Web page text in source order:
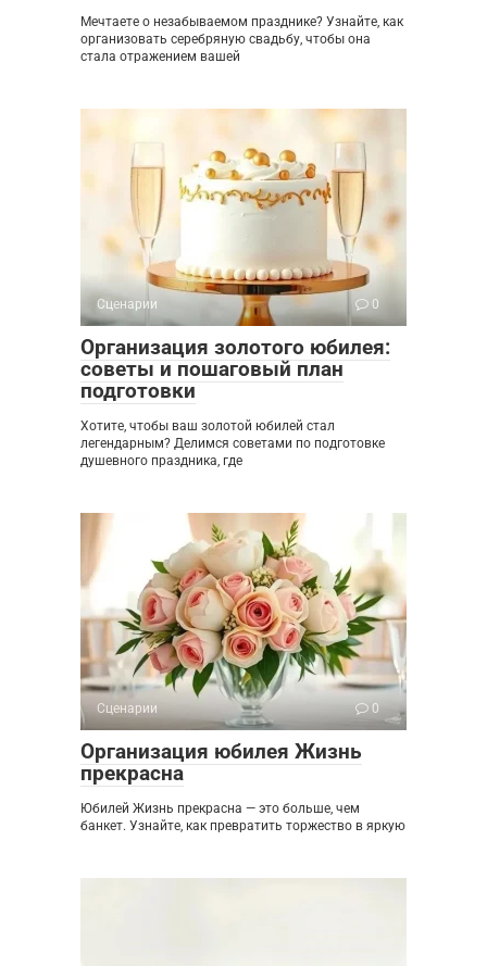
Мечтаете о незабываемом празднике? Узнайте, как
организовать серебряную свадьбу, чтобы она
стала отражением вашей
Сценарии 0
Организация золотого юбилея:
советы и пошаговый план
подготовки
Хотите, чтобы ваш золотой юбилей стал
легендарным? Делимся советами по подготовке
душевного праздника, где
Сценарии 0
Организация юбилея Жизнь
прекрасна
Юбилей Жизнь прекрасна — это больше, чем
банкет. Узнайте, как превратить торжество в яркую